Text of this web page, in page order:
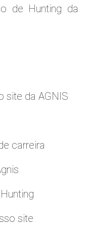
de Hunting da
site da AGNIS
carreira
site